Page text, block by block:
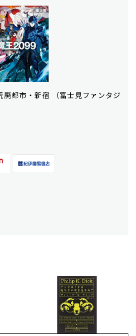
廃都市・新宿 （富士見ファンタジ